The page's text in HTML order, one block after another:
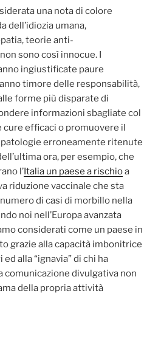
una nota di colore
dell’idiozia umana,
teorie anti-
sono così innocue. I
ingiustificate paure
timore delle responsabilità,
forme più disparate di
informazioni sbagliate col
efficaci o promuovere il
erroneamente ritenute
ora, per esempio, che
l’Italia un paese a rischioa
riduzione vaccinale che sta
di casi di morbillo nella
noi nell’Europa avanzata
considerati come un paese in
grazie alla capacità imbonitrice
alla “ignavia” di chi ha
comunicazione divulgativa non
della propria attività